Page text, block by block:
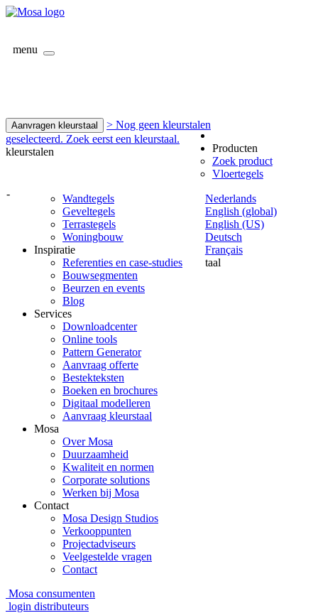
menu
Aanvragen kleurstaal
> Nog geen kleurstalen
geselecteerd. Zoek eerst een kleurstaal.
kleurstalen
-
Nederlands
English (global)
English (US)
Deutsch
Français
taal
Producten
Zoek product
Vloertegels
Wandtegels
Geveltegels
Terrastegels
Woningbouw
Inspiratie
Referenties en case-studies
Bouwsegmenten
Beurzen en events
Blog
Services
Downloadcenter
Online tools
Pattern Generator
Aanvraag offerte
Bestekteksten
Boeken en brochures
Digitaal modelleren
Aanvraag kleurstaal
Mosa
Over Mosa
Duurzaamheid
Kwaliteit en normen
Corporate solutions
Werken bij Mosa
Contact
Mosa Design Studios
Verkooppunten
Projectadviseurs
Veelgestelde vragen
Contact
Mosa consumenten
login distributeurs